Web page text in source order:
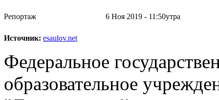
Репортаж 6 Ноя 2019 - 11:50утра
Источник: esaulov.net
Федеральное
образовательное